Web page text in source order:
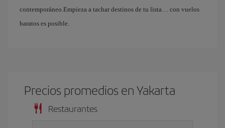
contemporáneo.Empieza a tachar destinos de tu lista… con vuelos
baratos es posible.
Precios promedios en Yakarta
Restaurantes